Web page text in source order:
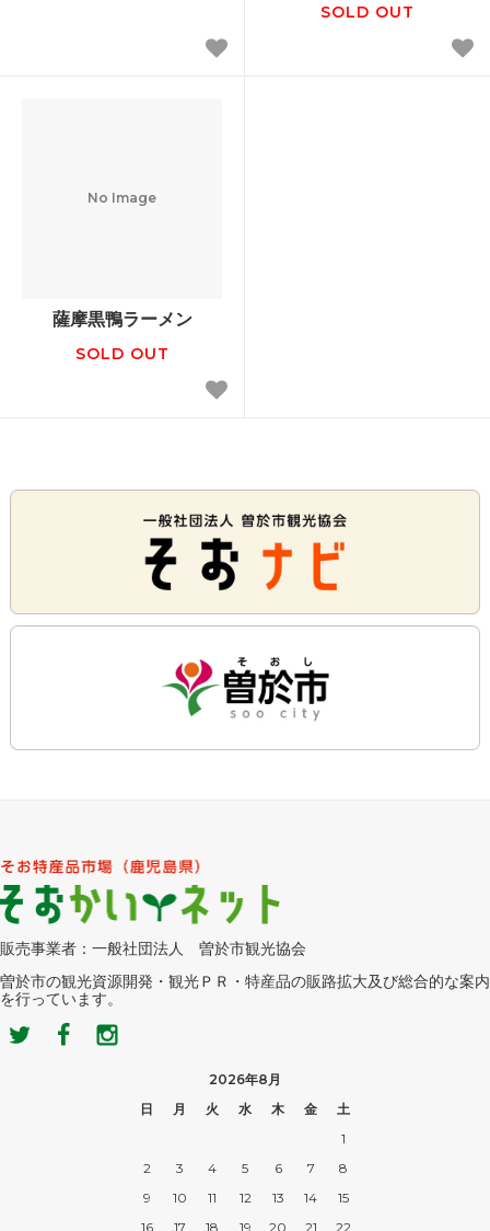
SOLD OUT
No Image
薩摩黒鴨ラーメン
SOLD OUT
販売事業者：一般社団法人 曽於市観光協会
曽於市の観光資源開発・観光ＰＲ・特産品の販路拡大及び総合的な案内
を行っています。
2026年8月
日
月 火 水 木 金
土
1
2
3 4 5 6 7
8
9
10 11 12 13 14
15
16
17 18 19 20 21 22